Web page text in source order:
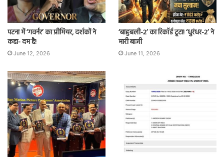
पटना में ‘गवर्नर’ का प्रीमियर, दर्शकों ने
कहा- दम है!
June 12, 2026
‘बाहुबली-2’ का रिकॉर्ड टूटा! ‘धुरंधर-2’ ने
मारी बाजी
June 11, 2026